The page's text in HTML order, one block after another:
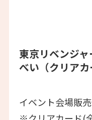
東京リベンジ
べい（クリアカ
イベント会場販